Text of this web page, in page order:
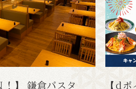
】 鎌倉パスタ
【d